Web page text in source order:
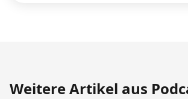
Weitere Artikel aus